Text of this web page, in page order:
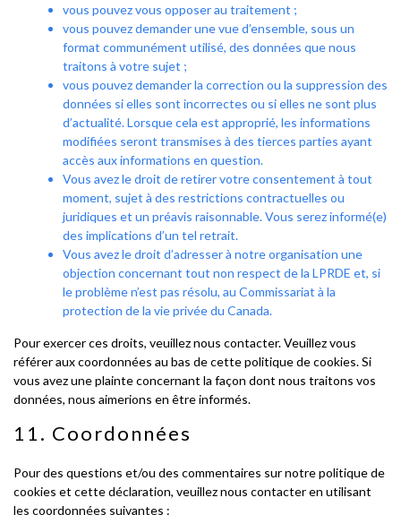
vous pouvez vous opposer au traitement ;
vous pouvez demander une vue d’ensemble, sous un
format communément utilisé, des données que nous
traitons à votre sujet ;
vous pouvez demander la correction ou la suppression des
données si elles sont incorrectes ou si elles ne sont plus
d’actualité. Lorsque cela est approprié, les informations
modifiées seront transmises à des tierces parties ayant
accès aux informations en question.
Vous avez le droit de retirer votre consentement à tout
moment, sujet à des restrictions contractuelles ou
juridiques et un préavis raisonnable. Vous serez informé(e)
des implications d’un tel retrait.
Vous avez le droit d’adresser à notre organisation une
objection concernant tout non respect de la LPRDE et, si
le problème n’est pas résolu, au Commissariat à la
protection de la vie privée du Canada.
Pour exercer ces droits, veuillez nous contacter. Veuillez vous
référer aux coordonnées au bas de cette politique de cookies. Si
vous avez une plainte concernant la façon dont nous traitons vos
données, nous aimerions en être informés.
11. Coordonnées
Pour des questions et/ou des commentaires sur notre politique de
cookies et cette déclaration, veuillez nous contacter en utilisant
les coordonnées suivantes :